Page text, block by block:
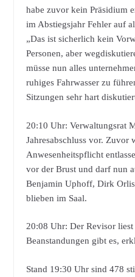
habe zuvor kein Präsidium
im Abstiegsjahr Fehler auf
„Das ist sicherlich kein
Personen, aber
müsse nun alles
ruhiges Fahrwasser zu
Sitzungen sehr hart
20:10 Uhr: Verwaltungsrat
Jahresabschluss vor.
Anwesenheitspflicht
vor der Brust und darf nun
Benjamin Uphoff, Dirk
blieben im Saal.
20:08 Uhr: Der Revisor
Beanstandungen gibt es,
Stand 19:30 Uhr sind 478